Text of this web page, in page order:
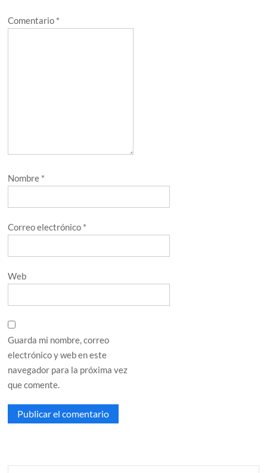
Comentario *
Nombre *
Correo electrónico *
Web
Guarda mi nombre, correo
electrónico y web en este
navegador para la próxima vez
que comente.